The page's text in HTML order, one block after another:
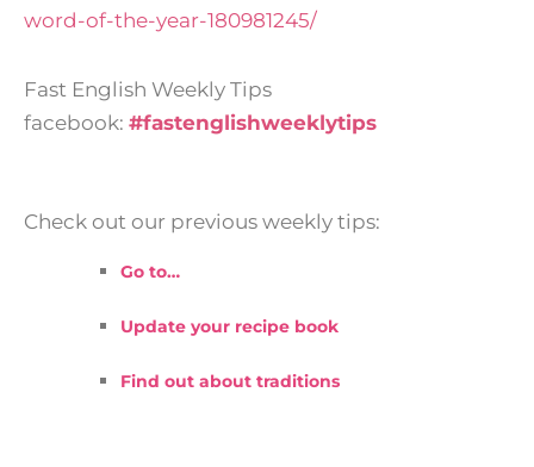
word-of-the-year-180981245/
Fast English Weekly Tips
facebook: #fastenglishweeklytips
Check out our previous weekly tips:
Go to…
Update your recipe book
Find out about traditions